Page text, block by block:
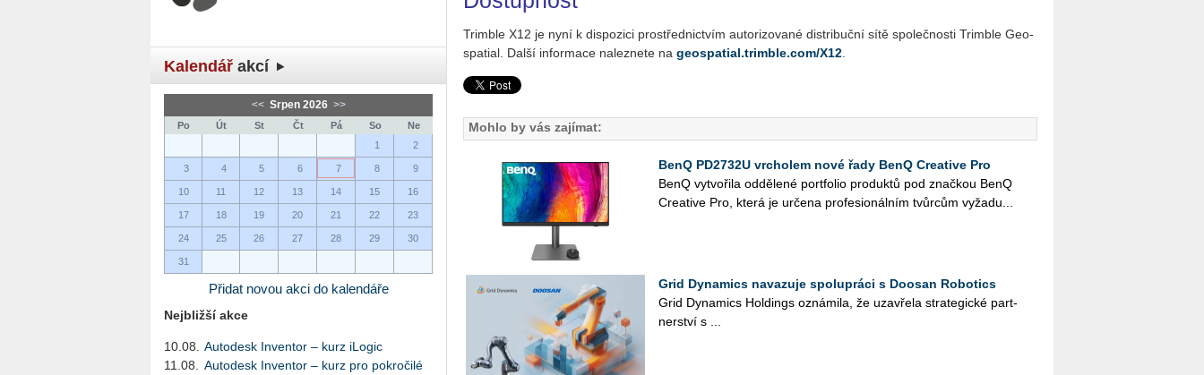
Kalendář akcí
<< Srpen 2026 >>
Po Út St Čt Pá So
Ne
1
2
3 4 5 6 7 8 9
10 11 12 13 14 15 16
17 18 19 20 21 22 23
24 25 26 27 28 29 30
31
Přidat novou akci do kalendáře
Nejbližší akce
10.08.
Autodesk Inventor – kurz iLogic
11.08.
Autodesk Inventor – kurz pro pokročilé
Trim­ble X12 je nyní k dis­po­zi­ci pro­střed­nic­tvím au­to­ri­zo­va­né dis­tri­buč­ní sítě spo­leč­nos­ti Trim­ble Ge­o­
spa­tial. Další in­for­ma­ce na­lez­ne­te na geospatial.trimble.com/X12
Mohlo by vás zajímat:
BenQ PD2732U vrcholem nové řady BenQ Creative Pro
BenQ vy­tvo­ři­la od­dě­le­né port­fo­lio pro­duk­tů pod znač­kou BenQ
Cre­a­ti­ve Pro, která je ur­če­na pro­fe­si­o­nál­ním tvůr­cům vy­ža­du...
Grid Dynamics navazuje spolupráci s Doosan Robotics
Grid Dy­na­mics Hol­dings ozná­mi­la, že uza­vře­la stra­te­gic­ké part­
ner­ství s ...